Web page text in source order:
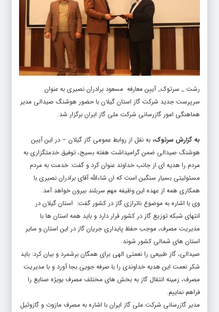
رشت _ سرتوک_ آیین معارفه مسعود برادران نصیری به عنوان
سرپرست جدید شرکت گاز استان گیلان با حضور هوشنگ صیدالی مدیر
هماهنگی امور گازرسانی شرکت ملی گاز ایران برگزار شد.
به گزارش سرتوک، به نقل از روابط عمومی گاز گیلان – در این آیین
هوشنگ صیدالی ضمن گرامیداشت هفته بسیج، توفیق خدمتگزاری به
مردم را هدیه ای از جانب خداوند عنوان کرد و گفت: خدمت به مردم
مسئولیتی بسیار سنگین است که ان شاءالله آقای برادران نصیری با
همکاری همه از عهده این وظیفه مهم سربلند بیرون خواهد آمد.
وی با اشاره به موضوع ناترازی گاز در کشور گفت: استان گیلان در
انتهای شبکه توزیع گاز در کشور قرار دارد و باید همه استان ها با
مدیریت مصرف، موجب حفظ پایداری جریان گاز در این استان و سایر
استان های شمالی کشور شوند.
صیدالی، گاز طبیعی را نعمتی الهی برای همگان برشمرد و بیان کرد: باید
شکر نعمت این هدیه خداوندی را با صرفه جویی بجا آورد و با مدیریت
مصرف، زمینه انتقال گاز به بخش های مختلف مصرف بویژه صنایع را
فراهم نماییم.
مدیر گازرسانی شرکت ملی گاز ایران با اشاره به مصرف مازوت و گازوئیل